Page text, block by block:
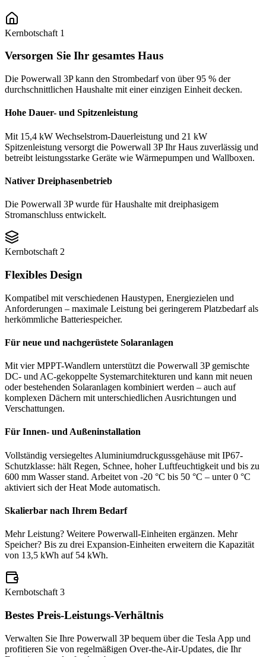
Kernbotschaft 1
Versorgen Sie Ihr gesamtes Haus
Die Powerwall 3P kann den Strombedarf von über 95 % der
durchschnittlichen Haushalte mit einer einzigen Einheit decken.
Hohe Dauer- und Spitzenleistung
Mit 15,4 kW Wechselstrom-Dauerleistung und 21 kW
Spitzenleistung versorgt die Powerwall 3P Ihr Haus zuverlässig und
betreibt leistungsstarke Geräte wie Wärmepumpen und Wallboxen.
Nativer Dreiphasenbetrieb
Die Powerwall 3P wurde für Haushalte mit dreiphasigem
Stromanschluss entwickelt.
Kernbotschaft 2
Flexibles Design
Kompatibel mit verschiedenen Haustypen, Energiezielen und
Anforderungen – maximale Leistung bei geringerem Platzbedarf als
herkömmliche Batteriespeicher.
Für neue und nachgerüstete Solaranlagen
Mit vier MPPT-Wandlern unterstützt die Powerwall 3P gemischte
DC- und AC-gekoppelte Systemarchitekturen und kann mit neuen
oder bestehenden Solaranlagen kombiniert werden – auch auf
komplexen Dächern mit unterschiedlichen Ausrichtungen und
Verschattungen.
Für Innen- und Außeninstallation
Vollständig versiegeltes Aluminiumdruckgussgehäuse mit IP67-
Schutzklasse: hält Regen, Schnee, hoher Luftfeuchtigkeit und bis zu
600 mm Wasser stand. Arbeitet von -20 °C bis 50 °C – unter 0 °C
aktiviert sich der Heat Mode automatisch.
Skalierbar nach Ihrem Bedarf
Mehr Leistung? Weitere Powerwall-Einheiten ergänzen. Mehr
Speicher? Bis zu drei Expansion-Einheiten erweitern die Kapazität
von 13,5 kWh auf 54 kWh.
Kernbotschaft 3
Bestes Preis-Leistungs-Verhältnis
Verwalten Sie Ihre Powerwall 3P bequem über die Tesla App und
profitieren Sie von regelmäßigen Over-the-Air-Updates, die Ihr